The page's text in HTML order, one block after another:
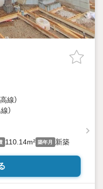
線）
）
110.14m² 築年月 新築